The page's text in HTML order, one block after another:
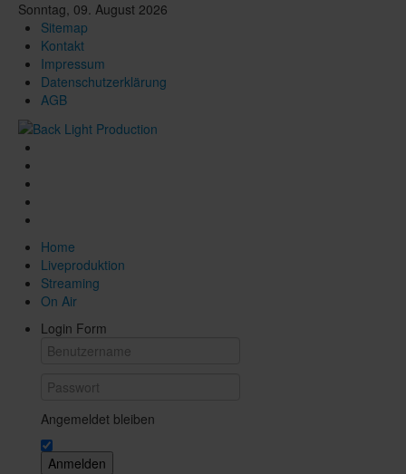
Sonntag, 09. August 2026
Sitemap
Kontakt
Impressum
Datenschutzerklärung
AGB
Home
Liveproduktion
Streaming
On Air
Login Form
Angemeldet bleiben
Anmelden